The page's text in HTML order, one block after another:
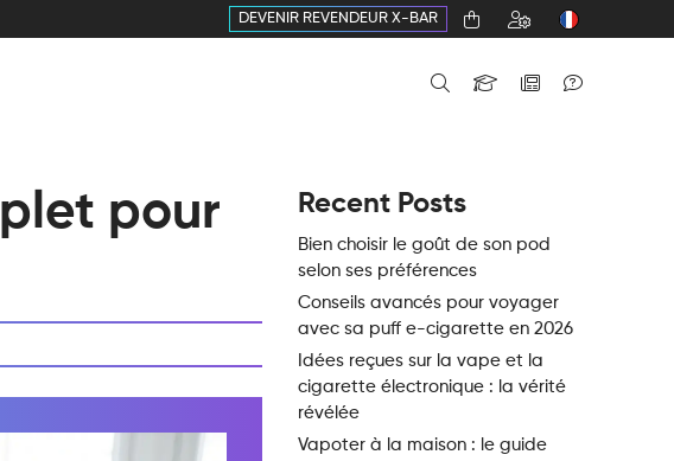
DEVENIR REVENDEUR X-BAR
pour
Recent Posts
Bien choisir le goût de son pod
selon ses préférences
Conseils avancés pour voyager
avec sa puff e-cigarette en 2026
Idées reçues sur la vape et la
cigarette électronique : la vérité
révélée
Vapoter à la maison : le guide